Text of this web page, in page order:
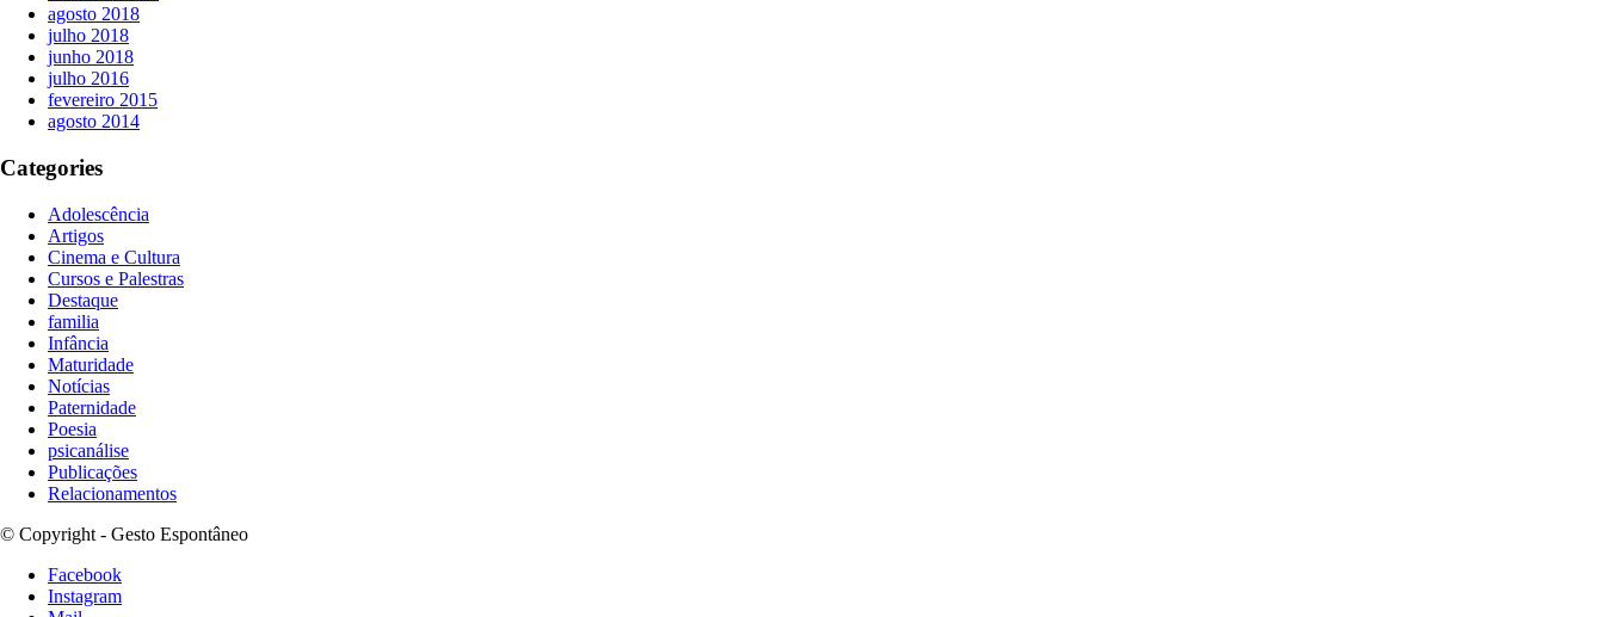
agosto 2018
julho 2018
junho 2018
julho 2016
fevereiro 2015
agosto 2014
Categories
Adolescência
Artigos
Cinema e Cultura
Cursos e Palestras
Destaque
familia
Infância
Maturidade
Notícias
Paternidade
Poesia
psicanálise
Publicações
Relacionamentos
© Copyright - Gesto Espontâneo
Facebook
Instagram